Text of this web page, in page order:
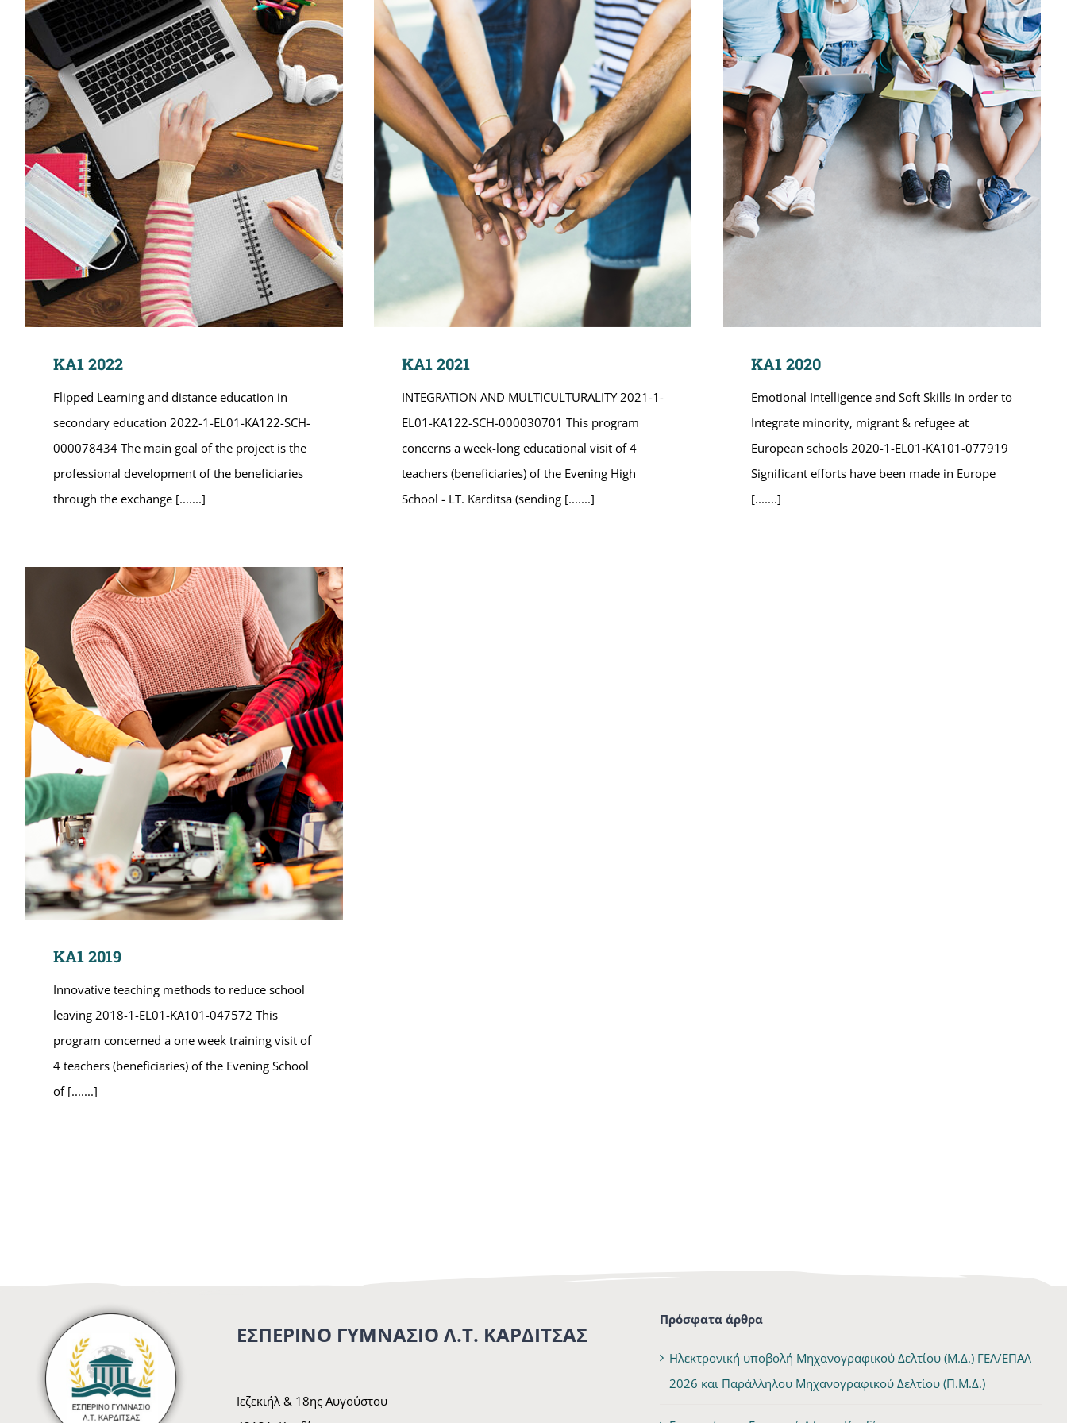
➤ ΚΑΝΟΝΙΣΜΟΣ ΛΕΙΤΟΥΡΓΙΑΣ
➤ ΧΡΗΣΙΜΕΣ ΣΥΝΔΕΣΕΙΣ
KA1 2022
Flipped Learning and distance education in
secondary education 2022-1-EL01-KA122-SCH-
000078434 The main goal of the project is the
professional development of the beneficiaries
through the exchange [.......]
KA1 2021
INTEGRATION AND MULTICULTURALITY 2021-1-
EL01-KA122-SCH-000030701 Τhis program
concerns a week-long educational visit of 4
teachers (beneficiaries) of the Evening High
School - LT. Karditsa (sending [.......]
KA1 2020
Emotional Intelligence and Soft Skills in order to
Integrate minority, migrant & refugee at
European schools 2020-1-EL01-KA101-077919
Significant efforts have been made in Europe
[.......]
KA1 2019
Innovative teaching methods to reduce school
leaving 2018-1-EL01-KA101-047572 This
program concerned a one week training visit of
4 teachers (beneficiaries) of the Evening School
of [.......]
ΕΣΠΕΡΙΝΟ ΓΥΜΝΑΣΙΟ Λ.Τ. ΚΑΡΔΙΤΣΑΣ
Ιεζεκιήλ & 18ης Αυγούστου
Πρόσφατα άρθρα
Ηλεκτρονική υποβολή Μηχανογραφικού Δελτίου (Μ.Δ.) ΓΕΛ/ΕΠΑΛ
2026 και Παράλληλου Μηχανογραφικού Δελτίου (Π.Μ.Δ.)